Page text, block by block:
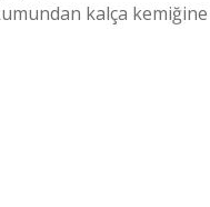
kalça kemiğine